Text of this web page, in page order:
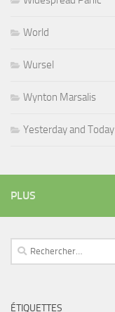
World
Wursel
Wynton Marsalis
Yesterday and Today
PLUS
Rechercher :
ÉTIQUETTES